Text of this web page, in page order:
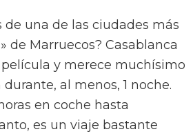
de una de las ciudades más
de Marruecos? Casablanca
y merece muchísimo
al menos, 1 noche.
en coche hasta
es un viaje bastante